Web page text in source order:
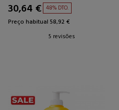
30,64 € 48% DTO.
Preço habitual 58,92 €
5 revisões